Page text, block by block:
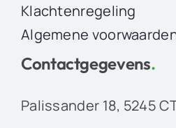
Klachtenregeling
Algemene
Contactgegevens.
Palissander 18, 5245